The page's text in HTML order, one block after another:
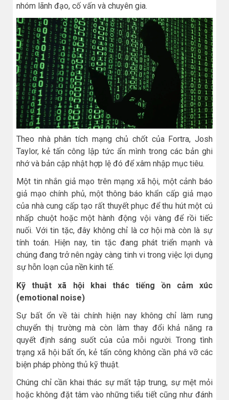
nhóm lãnh đạo, cố vấn và chuyên gia.
Theo nhà phân tích mạng chủ chốt của Fortra, Josh
Taylor, kẻ tấn công lập tức ẩn mình trong các bản ghi
nhớ và bản cập nhật hợp lệ đó để xâm nhập mục tiêu.
Một tin nhắn giả mạo trên mạng xã hội, một cảnh báo
giả mạo chính phủ, một thông báo khẩn cấp giả mạo
của nhà cung cấp tạo rất thuyết phục để thu hút một cú
nhấp chuột hoặc một hành động vội vàng để rồi tiếc
nuối. Với tin tặc, đây không chỉ là cơ hội mà còn là sự
tính toán. Hiện nay, tin tặc đang phát triển mạnh và
chúng đang trở nên ngày càng tinh vi trong việc lợi dụng
sự hỗn loạn của nền kinh tế.
Kỹ thuật xã hội khai thác tiếng ồn cảm xúc
(emotional noise)
Sự bất ổn về tài chính hiện nay không chỉ làm rung
chuyển thị trường mà còn làm thay đổi khả năng ra
quyết định sáng suốt của của mỗi người. Trong tình
trạng xã hội bất ổn, kẻ tấn công không cần phá vỡ các
biện pháp phòng thủ kỹ thuật.
Chúng chỉ cần khai thác sự mất tập trung, sự mệt mỏi
hoặc không đặt tâm vào những tiểu tiết cũng như đánh